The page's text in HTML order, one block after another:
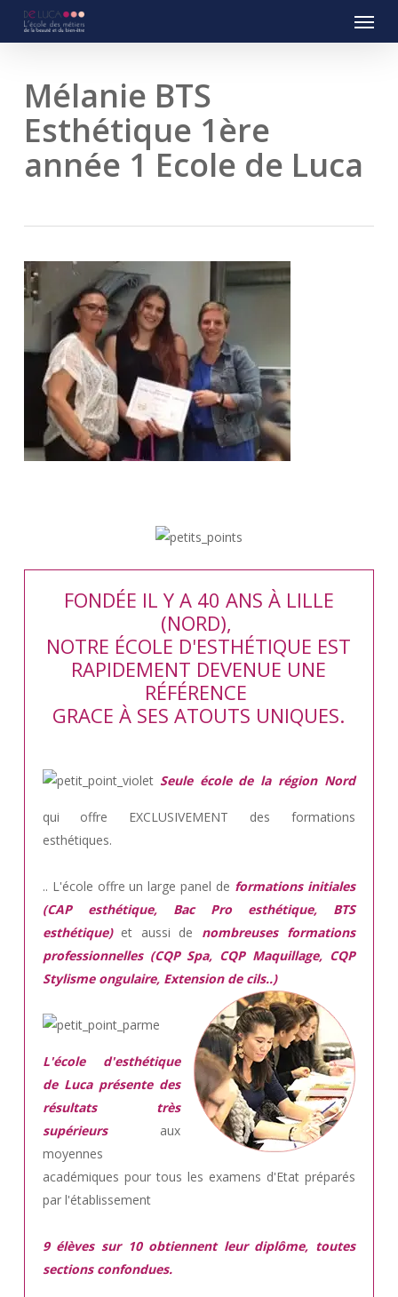
Menu
Mélanie BTS
Esthétique 1ère
année 1 Ecole de Luca
FONDÉE IL Y A 40 ANS À LILLE
(NORD),
NOTRE ÉCOLE D'ESTHÉTIQUE EST
RAPIDEMENT DEVENUE UNE
RÉFÉRENCE
GRACE À SES ATOUTS UNIQUES.
Seule école de la région Nord
qui offre EXCLUSIVEMENT des formations
esthétiques.
.. L'école offre un large panel de formations initiales
(CAP esthétique, Bac Pro esthétique, BTS
esthétique) et aussi de nombreuses formations
professionnelles (CQP Spa, CQP Maquillage, CQP
Stylisme ongulaire, Extension de cils..)
L'école d'esthétique
de Luca présente des
résultats très
supérieurs aux
moyennes
académiques pour tous les examens d'Etat préparés
par l'établissement
9 élèves sur 10 obtiennent leur diplôme, toutes
sections confondues.